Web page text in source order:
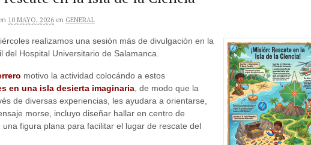
10 MAYO, 2026 en GENERAL
realizamos una sesión más de divulgación en la
del Hospital Universitario de Salamanca.
motivo la actividad colocándo a estos
en una isla desierta imaginaria, de modo que la
de diversas experiencias, les ayudara a orientarse,
morse, incluyo diseñar hallar en centro de
una figura plana para facilitar el lugar de rescate del